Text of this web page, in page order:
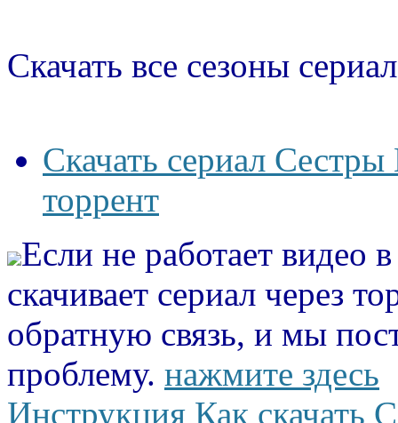
Скачать все сезоны
Скачать сериал
торрент
Если не работает видео
скачивает сериал через
обратную связь, и мы
проблему. нажмите здесь
Инструкция Как скачать